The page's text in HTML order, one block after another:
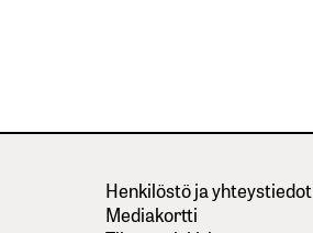
Henkilöstö ja yhteystiedot
Mediakortti